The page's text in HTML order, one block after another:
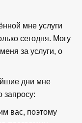
мне услуги
сегодня. Могу
за услуги, о
дни мне
вас, поэтому